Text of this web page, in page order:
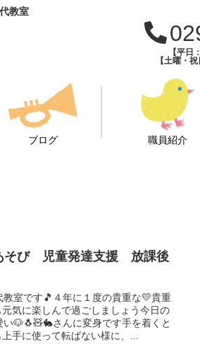
教室
【平日
【土曜・
ブログ 職員紹介
そび 児童発達支援 放課後
室です🎵４年に１度の貴重な💛貴重
気に楽しんで過ごしましょう今日の
🐶🐧🧸🐇さんに変身です手を着くと
手に使って転ばない様に、...